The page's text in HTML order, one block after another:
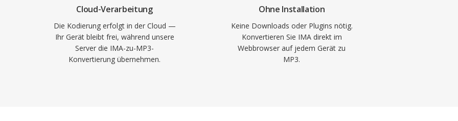
Cloud-Verarbeitung
Die Kodierung erfolgt in der Cloud —
Ihr Gerät bleibt frei, während unsere
Server die IMA-zu-MP3-
Konvertierung übernehmen.
Ohne Installation
Keine Downloads oder Plugins nötig.
Konvertieren Sie IMA direkt im
Webbrowser auf jedem Gerät zu
MP3.